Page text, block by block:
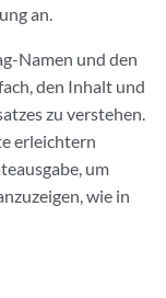
an.
Namen und den
den Inhalt und
zu verstehen.
erleichtern
um
wie in